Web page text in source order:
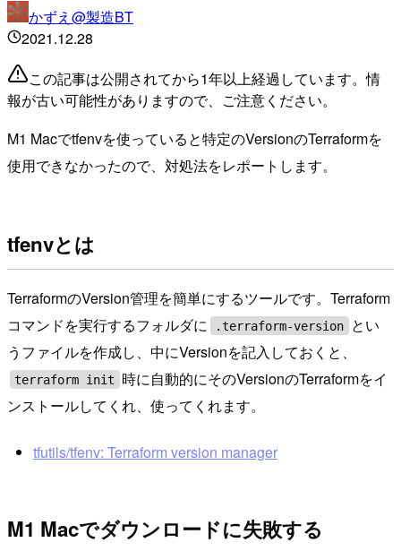
かずえ@製造BT
2021.12.28
この記事は公開されてから1年以上経過しています。情
報が古い可能性がありますので、ご注意ください。
M1 Macでtfenvを使っていると特定のVersionのTerraformを
使用できなかったので、対処法をレポートします。
tfenvとは
TerraformのVersion管理を簡単にするツールです。Terraform
コマンドを実行するフォルダに
.terraform-version
とい
うファイルを作成し、中にVersionを記入しておくと、
terraform init
時に自動的にそのVersionのTerraformをイ
ンストールしてくれ、使ってくれます。
tfutils/tfenv: Terraform version manager
M1 Macでダウンロードに失敗する